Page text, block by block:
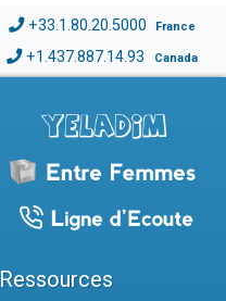
+33.1.80.20.5000 France
+1.437.887.14.93 Canada
Ressources